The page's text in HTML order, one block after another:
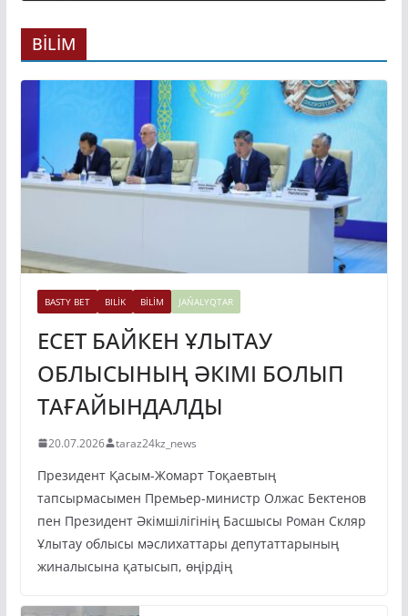
BİLİM
BASTY BET BILİK BİLİM JAŃALYQTAR
ЕСЕТ БАЙКЕН ҰЛЫТАУ
ОБЛЫСЫНЫҢ ӘКІМІ БОЛЫП
ТАҒАЙЫНДАЛДЫ
20.07.2026 taraz24kz_news
Президент Қасым-Жомарт Тоқаевтың
тапсырмасымен Премьер-министр Олжас Бектенов
пен Президент Әкімшілігінің Басшысы Роман Скляр
Ұлытау облысы мәслихаттары депутаттарының
жиналысына қатысып, өңірдің